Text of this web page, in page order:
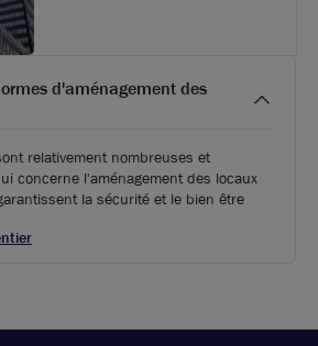
d'aménagement des
relativement nombreuses et
concerne l'aménagement des locaux
la sécurité et le bien être